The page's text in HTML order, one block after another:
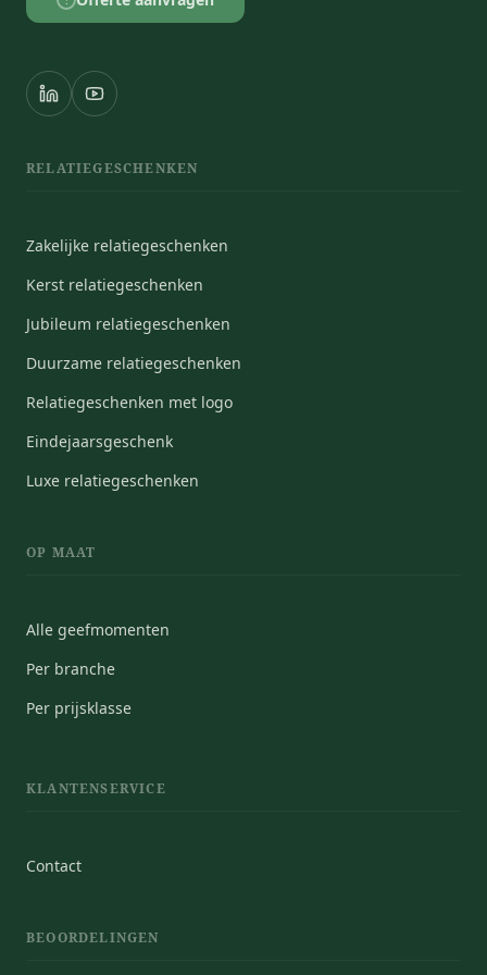
RELATIEGESCHENKEN
Zakelijke relatiegeschenken
Kerst relatiegeschenken
Jubileum relatiegeschenken
Duurzame relatiegeschenken
Relatiegeschenken met logo
Eindejaarsgeschenk
Luxe relatiegeschenken
OP MAAT
Alle geefmomenten
Per branche
Per prijsklasse
KLANTENSERVICE
Contact
BEOORDELINGEN